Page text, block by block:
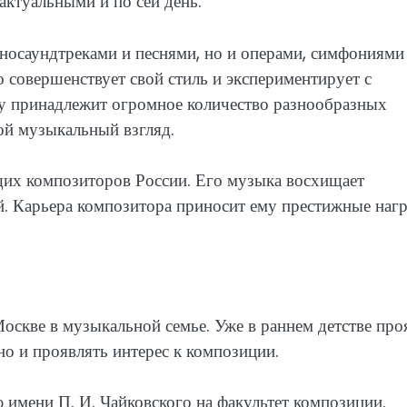
и песнями, но и операми,
свой стиль и экспериментирует с
огромное количество разнообразных
музыкальный взгляд.
композиторов России. Его музыка восхищает
композитора приносит ему престижные
в музыкальной семье. Уже в раннем детстве
и проявлять интерес к композиции.